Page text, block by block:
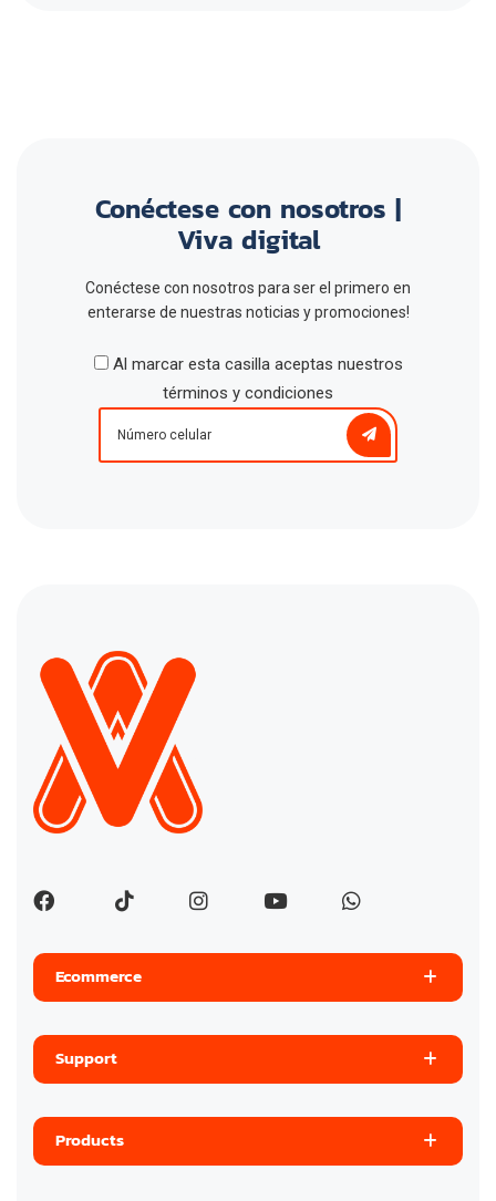
Conéctese con nosotros |
Viva digital
Conéctese con nosotros para ser el primero en
enterarse de nuestras noticias y promociones!
Al marcar esta casilla aceptas nuestros
términos y condiciones
Ecommerce
Support
Products